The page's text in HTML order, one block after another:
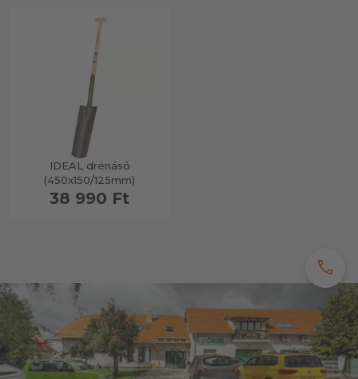
IDEAL drénásó
(450x150/125mm)
38 990 Ft
call